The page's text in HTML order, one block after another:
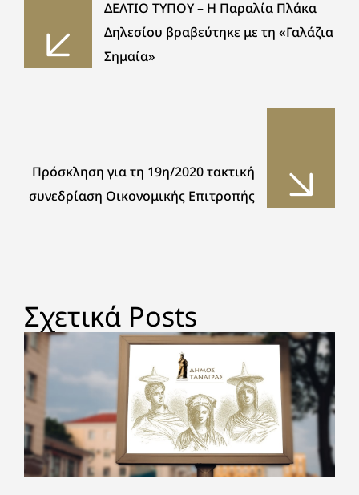
ΔΕΛΤΙΟ ΤΥΠΟΥ – Η Παραλία Πλάκα
Δηλεσίου βραβεύτηκε με τη «Γαλάζια
Σημαία»
Πρόσκληση για τη 19η/2020 τακτική
συνεδρίαση Οικονομικής Επιτροπής
Σχετικά Posts